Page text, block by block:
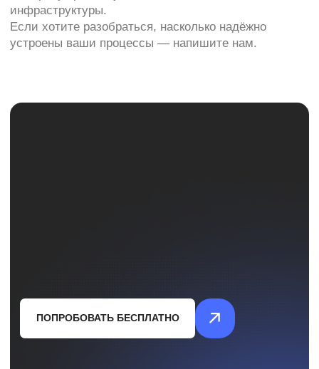
Адрес: Санкт-Петербург, улица Есенина, 1
корп.1, помещение 152Н
Режим работы: Ежедневно с 08:00 до 22:00